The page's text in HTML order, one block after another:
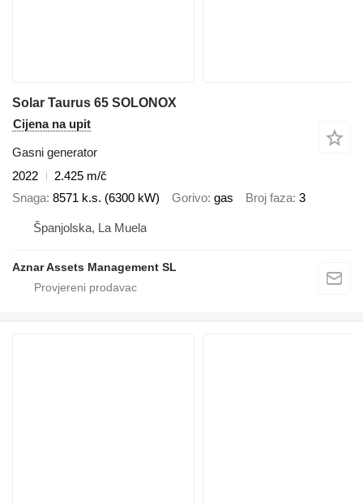
Solar Taurus 65 SOLONOX
Cijena na upit
Gasni generator
2022
2.425 m/č
Snaga 8571 k.s. (6300 kW) Gorivo gas Broj faza 3
Španjolska, La Muela
Aznar Assets Management SL